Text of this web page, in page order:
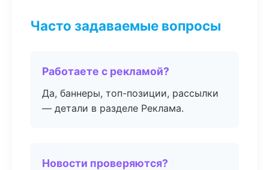
Часто задаваемые вопросы
Работаете с рекламой?
Да, баннеры, топ-позиции, рассылки
— детали в разделе Реклама.
Новости проверяются?